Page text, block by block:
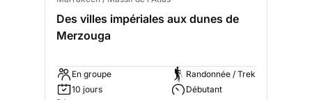
Des villes impériales aux dunes de
Merzouga
En groupe
10 jours
Randonnée / Trek
Débutant